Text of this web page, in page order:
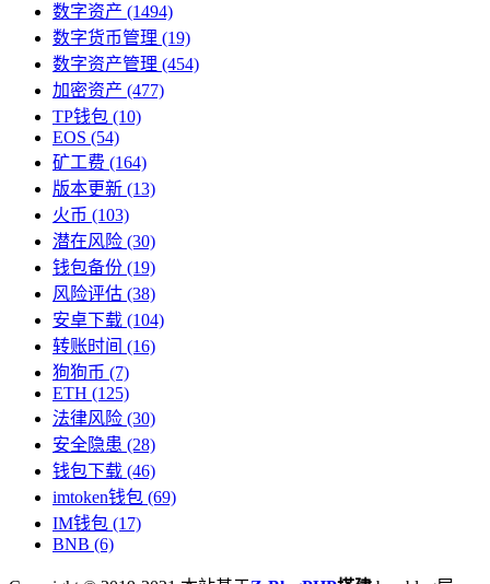
数字资产 (1494)
数字货币管理 (19)
数字资产管理 (454)
加密资产 (477)
TP钱包 (10)
EOS (54)
矿工费 (164)
版本更新 (13)
火币 (103)
潜在风险 (30)
钱包备份 (19)
风险评估 (38)
安卓下载 (104)
转账时间 (16)
狗狗币 (7)
ETH (125)
法律风险 (30)
安全隐患 (28)
钱包下载 (46)
imtoken钱包 (69)
IM钱包 (17)
BNB (6)